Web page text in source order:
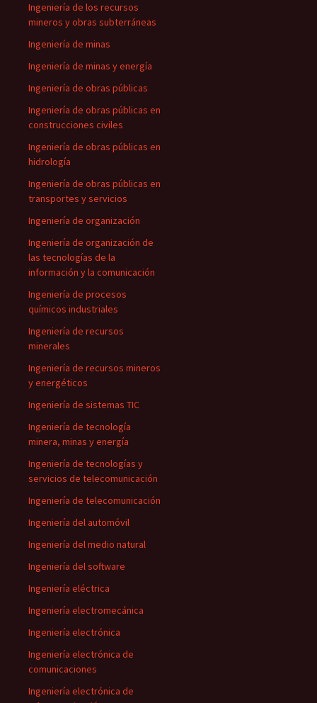
Ingeniería de los recursos
mineros y obras subterráneas
Ingeniería de minas
Ingeniería de minas y energía
Ingeniería de obras públicas
Ingeniería de obras públicas en
construcciones civiles
Ingeniería de obras públicas en
hidrología
Ingeniería de obras públicas en
transportes y servicios
Ingeniería de organización
Ingeniería de organización de
las tecnologías de la
información y la comunicación
Ingeniería de procesos
químicos industriales
Ingeniería de recursos
minerales
Ingeniería de recursos mineros
y energéticos
Ingeniería de sistemas TIC
Ingeniería de tecnología
minera, minas y energía
Ingeniería de tecnologías y
servicios de telecomunicación
Ingeniería de telecomunicación
Ingeniería del automóvil
Ingeniería del medio natural
Ingeniería del software
Ingeniería eléctrica
Ingeniería electromecánica
Ingeniería electrónica
Ingeniería electrónica de
comunicaciones
Ingeniería electrónica de